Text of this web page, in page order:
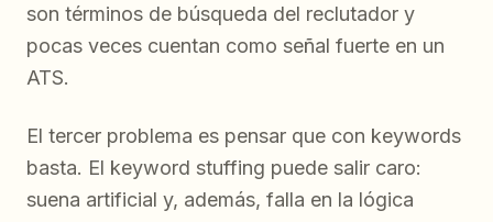
son términos de búsqueda del reclutador y
pocas veces cuentan como señal fuerte en un
ATS.
El tercer problema es pensar que con keywords
basta. El keyword stuffing puede salir caro:
suena artificial y, además, falla en la lógica